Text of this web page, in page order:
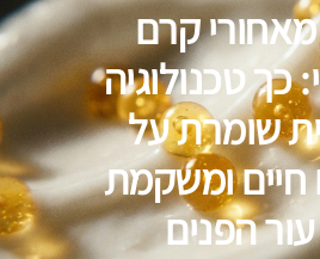
קרם
כך טכנולוגיה
שומרת על
חיים ומשקמת
הפנים